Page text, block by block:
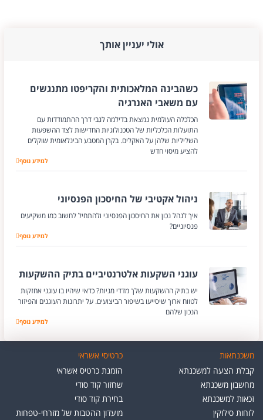
אולי יעניין אותך
כשהבינה המלאכותית והקריפטו מתנגשים
עם משאבי האנרגיה
הכלכלה העולמית נמצאת בדילמה לגבי דרך ההתמודדות עם
התועלות הכלכליות של הטכנולוגיות החדישות לצד ההשפעות
השליליות שלהן על האקלים. בקרן המטבע הבינלאומית שוקלים
להציע מיסוי חדש
כשהבינה
למידע נוסף
ניהול אקטיבי של החיסכון הפנסיוני
איך לנהל נכון את החיסכון הפנסיוני ולהתחיל לחשוב כמו משקיעים
פנסיוניים?
ניהול אקטיבי של
למידע נוסף
עוגני השקעות אלטרנטיביים בתיק ההשקעות
יש בתיק ההשקעות שלך מדדי מניות? כדאי שיהיו בו עוגני אחזקות
לטווח ארוך שיסייעו בשיפור הביצועים. על יתרונות העוגנים והפיזור
הנכון שלהם
עוגני השקעות
למידע נוסף
משכנתאות
קבלת הצעה למשכנתא
מחשבון משכנתא
זכאות למשכנתא
לוחות סילוקין
כרטיסי אשראי
הזמנת כרטיס אשראי
שחזור קוד סודי
בחירת קוד סודי
מועדון ההטבות של מזרחי-טפחות